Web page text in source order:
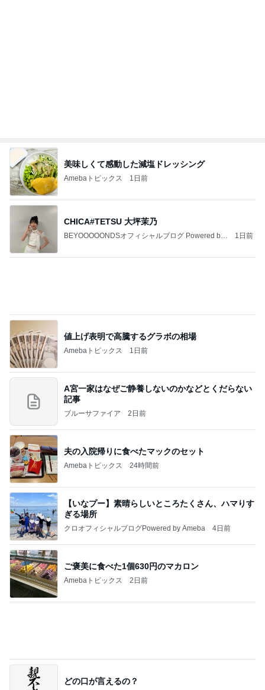
美味しくて感動した減塩ドレッシング
Amebaトピックス 1日前
CHICA#TETSU 大坪茉乃
BEYOOOOONDSオフィシャルブログ Powered by
1日前
値上げ表明で高騰するグラボの相場
Amebaトピックス 1日前
A宮一家はなぜご静養しないのかなどとくだらない
記事
ブルーサファイア 2日前
夫の入院帰りに食べたマックのセット
Amebaトピックス 24時間前
【いなプー】素晴らしいところたくさん、ハマりす
ぎる場所
クロオフィシャルブログPowered by Ameba 4日前
ご褒美に食べた1個630円のマカロン
Amebaトピックス 2日前
どの口が言えるの？